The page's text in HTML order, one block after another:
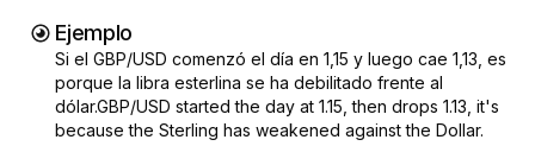
Ejemplo
Si el GBP/USD comenzó el día en 1,15 y luego cae 1,13, es
porque la libra esterlina se ha debilitado frente al
dólar.GBP/USD started the day at 1.15, then drops 1.13, it's
because the Sterling has weakened against the Dollar.